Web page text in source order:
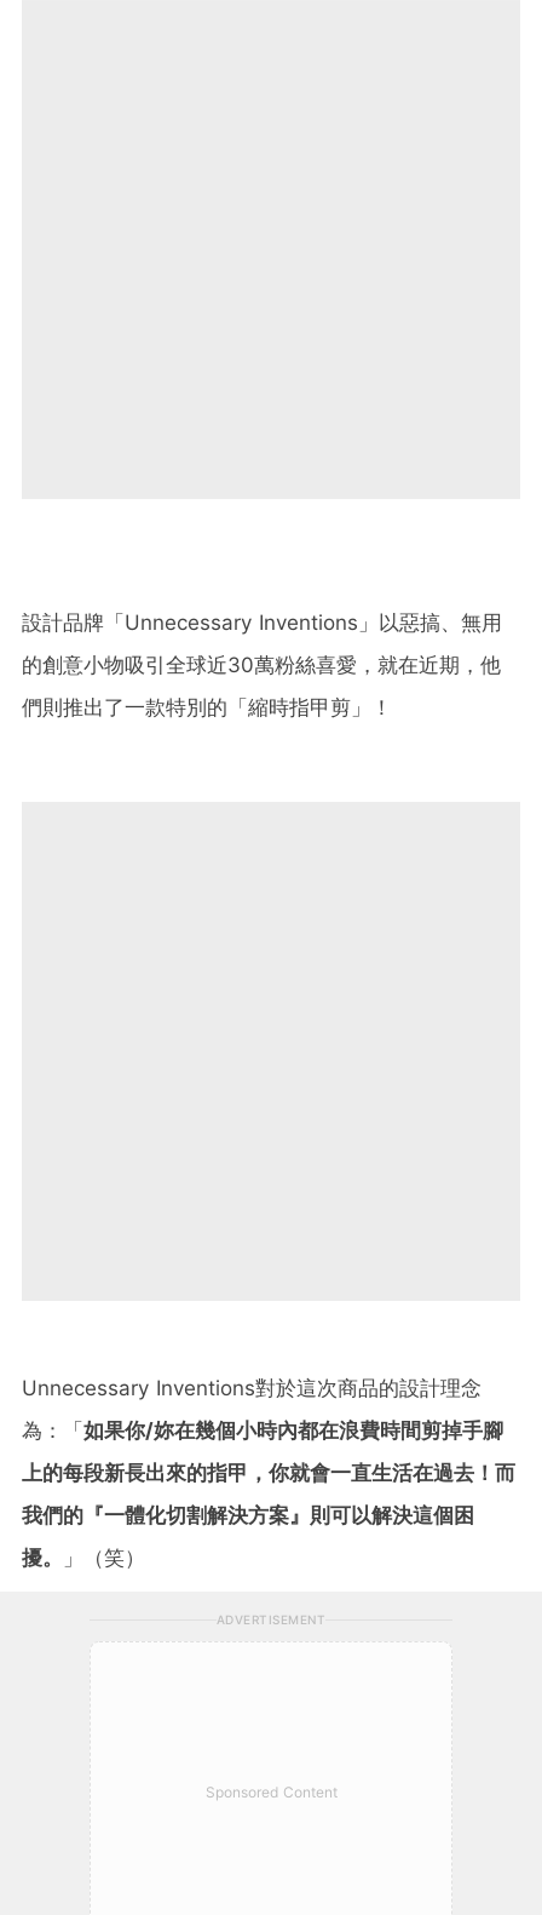
設計品牌「Unnecessary Inventions」以惡搞、無用
的創意小物吸引全球近30萬粉絲喜愛，就在近期，他
們則推出了一款特別的「縮時指甲剪」！
Unnecessary Inventions對於這次商品的設計理念
為：「如果你/妳在幾個小時內都在浪費時間剪掉手腳
上的每段新長出來的指甲，你就會一直生活在過去！而
我們的『一體化切割解決方案』則可以解決這個困
擾。
」（笑）
ADVERTISEMENT
Sponsored Content